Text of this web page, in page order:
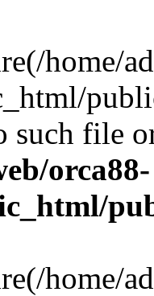
home/
such file
orca88-
home/